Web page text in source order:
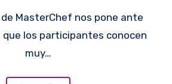
que los participantes conocen
muy…